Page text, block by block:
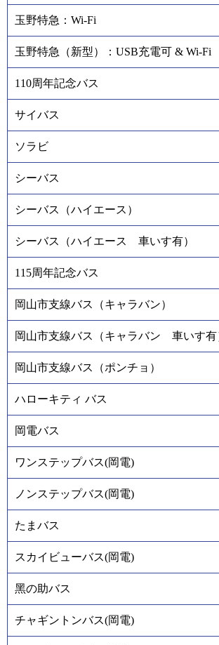
玉野特急：Wi-Fi
玉野特急（新型）：USB充電可 & Wi-Fi
110周年記念バス
サイバス
ソラビ
シーバス
シーバス（ハイエース）
シーバス（ハイエース 車いす有）
115周年記念バス
岡山市支線バス（キャラバン）
岡山市支線バス（キャラバン 車いす有
岡山市支線バス（ポンチョ）
ハローキティ バス
岡電バス
ワンステップバス(岡電)
ノンステップバス(岡電)
たまバス
スカイビューバス(岡電)
黑の助バス
チャギントンバス(岡電)